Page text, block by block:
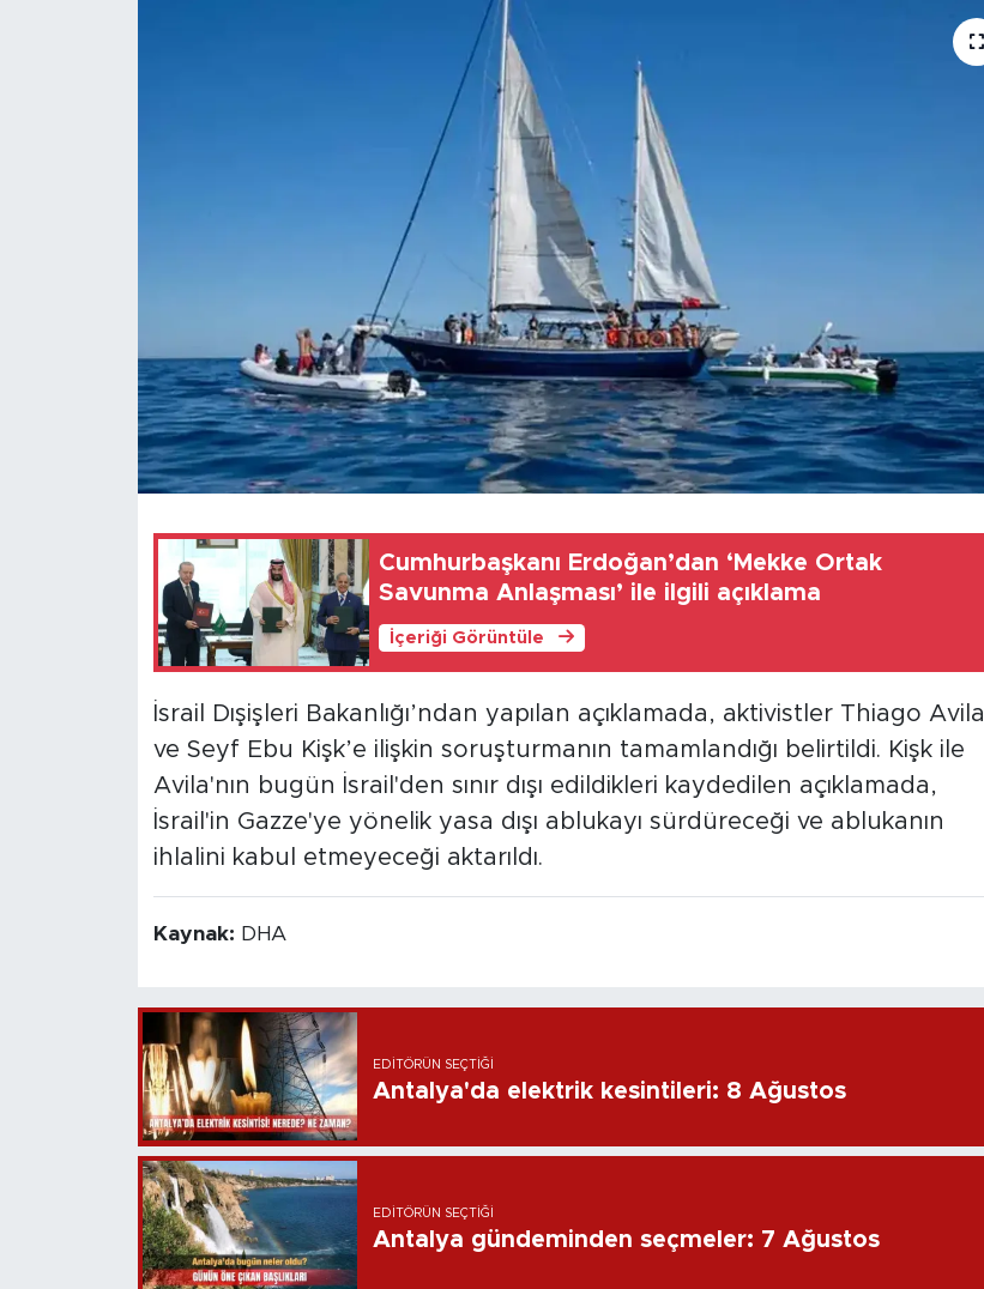
Cumhurbaşkanı Erdoğan’dan ‘Mekke Ortak
Savunma Anlaşması’ ile ilgili açıklama
İçeriği Görüntüle
İsrail Dışişleri Bakanlığı’ndan yapılan açıklamada, aktivistler Thiago Avila
ve Seyf Ebu Kişk’e ilişkin soruşturmanın tamamlandığı belirtildi. Kişk ile
Avila'nın bugün İsrail'den sınır dışı edildikleri kaydedilen açıklamada,
İsrail'in Gazze'ye yönelik yasa dışı ablukayı sürdüreceği ve ablukanın
ihlalini kabul etmeyeceği aktarıldı.
Kaynak: DHA
EDITÖRÜN SEÇTIĞI
Antalya'da elektrik kesintileri: 8 Ağustos
EDITÖRÜN SEÇTIĞI
Antalya gündeminden seçmeler: 7 Ağustos
Turizm